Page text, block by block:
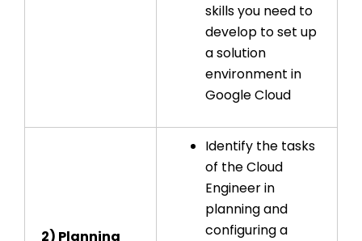
skills you need to
develop to set up
a solution
environment in
Google Cloud
2) Planning
Identify the tasks
of the Cloud
Engineer in
planning and
configuring a